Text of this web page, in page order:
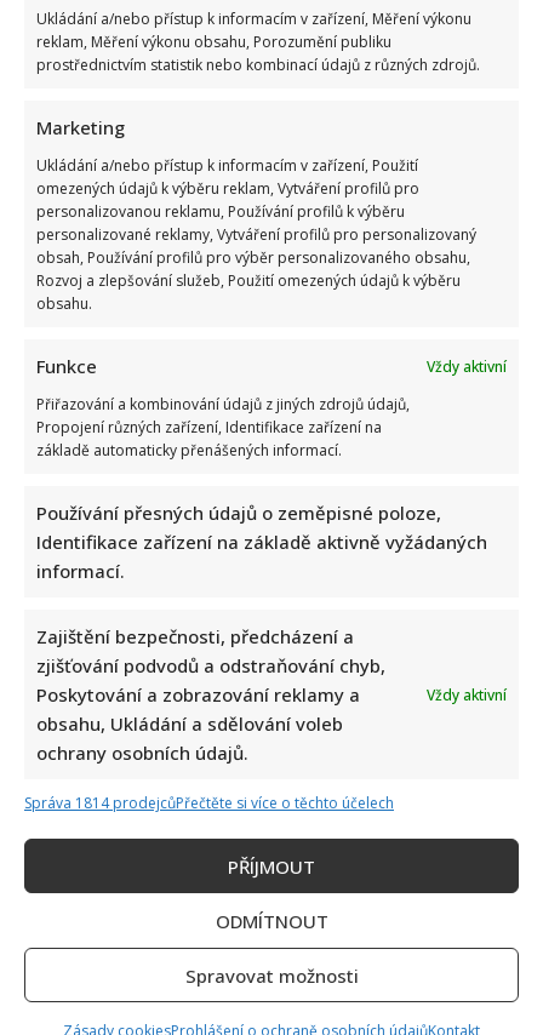
Ukládání a/nebo přístup k informacím v zařízení, Měření výkonu
reklam, Měření výkonu obsahu, Porozumění publiku
prostřednictvím statistik nebo kombinací údajů z různých zdrojů.
Marketing
Ukládání a/nebo přístup k informacím v zařízení, Použití
omezených údajů k výběru reklam, Vytváření profilů pro
personalizovanou reklamu, Používání profilů k výběru
personalizované reklamy, Vytváření profilů pro personalizovaný
obsah, Používání profilů pro výběr personalizovaného obsahu,
Rozvoj a zlepšování služeb, Použití omezených údajů k výběru
obsahu.
Funkce
Vždy aktivní
Přiřazování a kombinování údajů z jiných zdrojů údajů,
Propojení různých zařízení, Identifikace zařízení na
základě automaticky přenášených informací.
Používání přesných údajů o zeměpisné poloze,
Identifikace zařízení na základě aktivně vyžádaných
informací.
Zajištění bezpečnosti, předcházení a
zjišťování podvodů a odstraňování chyb,
Poskytování a zobrazování reklamy a
obsahu, Ukládání a sdělování voleb
ochrany osobních údajů.
Vždy aktivní
Správa 1814 prodejcůPřečtěte si více o těchto účelech
PŘÍJMOUT
ODMÍTNOUT
Spravovat možnosti
Zásady cookiesProhlášení o ochraně osobních údajůKontakt
Václav Klaus se v televizi zastal Ruska: Jeho obhajoba a
kritika moderátorky rozdělila společnost
Vtip na adresu Tomia Okamury nepadl na úrodnou půdu:
Předseda Sněmovny ho nepochopil a akorát se ztrapnil
Test znalostí pro Husákovy děti: 10 otázek o životě za
normalizace ukáže, kdo má dobrou paměť
Jiří Dvořák o svém výjezdu na Ukrajinu, kde viděl samé hrůzy:
Češi si prý neváží toho, co mají